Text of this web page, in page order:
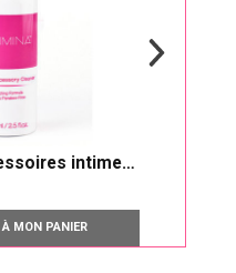
intimes
MON PANIER